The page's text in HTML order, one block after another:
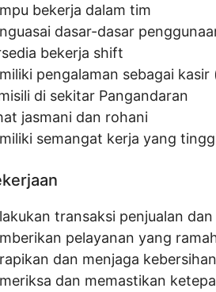
bekerja dalam tim
dasar-dasar
bekerja shift
pengalaman sebagai kasir
di sekitar Pangandaran
jasmani dan rohani
semangat kerja yang
transaksi penjualan
pelayanan yang
dan menjaga
dan memastikan